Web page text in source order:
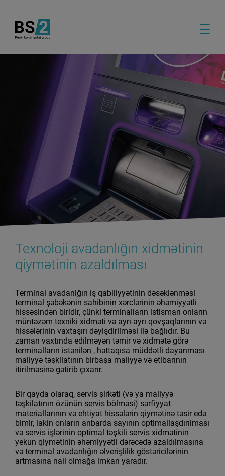
Texnoloji avadanlığın xidmətinin
qiymətinin azaldılması
Terminal avadanlğın iş qabiliyyətinin dəsəklənməsi
terminal şəbəkənin sahibinin xərclərinin əhəmiyyətli
hissəsindən biridir, çünki terminalların istismarı onların
müntəzəm texniki xidməti və ayrı-ayrı qovşaqlarının və
hissələrinin vaxtaşırı dəyişdirilməsi ilə bağlıdır. Bu
zaman vaxtında edilməyən təmir və xidmətə görə
terminalların istənilən , həttaqısa müddətli dayanması
maliyyə təşkilatının birbaşa maliyyə və etibarının
itirilməsinə gətirib çıxarır.
Bir qayda olaraq, servis şirkəti (və ya maliyyə
təşkilatının özünün servis bölməsi) sərfiyyat
materiallarının və ehtiyat hissələrin qiymətinə təsir edə
bimir, lakin onların anbarda sayının optimallaşdırılması
və servis işlərinin optimal təşkili servis xidmətinin
yekun qiymətinin əhəmiyyətli dərəcədə azaldılmasına
və terminal avadanlığın əlverişlilik göstəricilərinin
artmasına nail olmağa imkan yaradır.